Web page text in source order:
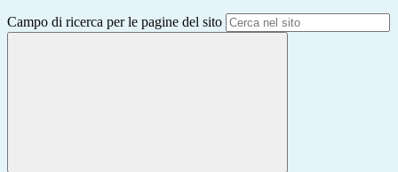
Campo di ricerca per le pagine del sito